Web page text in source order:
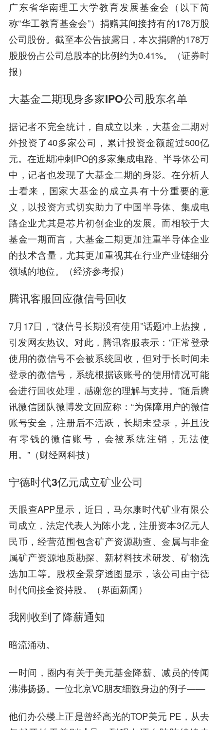
广东省华南理工大学教育发展基金会（以下简
称“华工教育基金会”）捐赠其间接持有的178万股
公司股份。截至本公告披露日，本次捐赠的178万
股股份占公司总股本的比例约为0.41%。（证券时
报）
大基金二期现身多家IPO公司股东名单
据记者不完全统计，自成立以来，大基金二期对
外投资了40多家公司，累计投资金额超过500亿
元。在近期冲刺IPO的多家集成电路、半导体公司
中，记者也发现了大基金二期的身影。在分析人
士看来，国家大基金的成立具有十分重要的意
义，以投资方式切实助力了中国半导体、集成电
路企业尤其是芯片初创企业的发展。而相较于大
基金一期而言，大基金二期更加注重半导体企业
的技术含量，尤其更加重视其在行业产业链细分
领域的地位。（经济参考报）
腾讯客服回应微信号回收
7月17日，“微信号长期没有使用”话题冲上热搜，
引发网友热议。对此，腾讯客服表示：“正常登录
使用的微信号不会被系统回收，但对于长时间未
登录的微信号，系统根据该账号的使用情况可能
会进行回收处理，感谢您的理解与支持。”随后腾
讯微信团队微博发文回应称：“为保障用户的微信
账号安全，注册后不活跃，长期未登录，并且没
有零钱的微信账号，会被系统注销，无法使
用。”（财经网科技）
宁德时代3亿元成立矿业公司
天眼查APP显示，近日，马尔康时代矿业有限公
司成立，法定代表人为陈小龙，注册资本3亿元人
民币，经营范围包含矿产资源勘查、金属与非金
属矿产资源地质勘探、新材料技术研发、矿物洗
选加工等。股权全景穿透图显示，该公司由宁德
时代间接全资持股。（界面新闻）
我刚收到了降薪通知
暗流涌动。
一时间，圈内有关于美元基金降薪、减员的传闻
沸沸扬扬。一位北京VC朋友细数身边的例子——
他们办公楼上正是曾经高光的TOP美元 PE，从去